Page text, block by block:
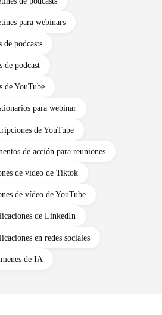
de podcasts
para webinars
de podcasts
de podcast
de YouTube
para webinar
de YouTube
de acción para reuniones
de vídeo de Tiktok
de vídeo de YouTube
de LinkedIn
en redes sociales
de IA